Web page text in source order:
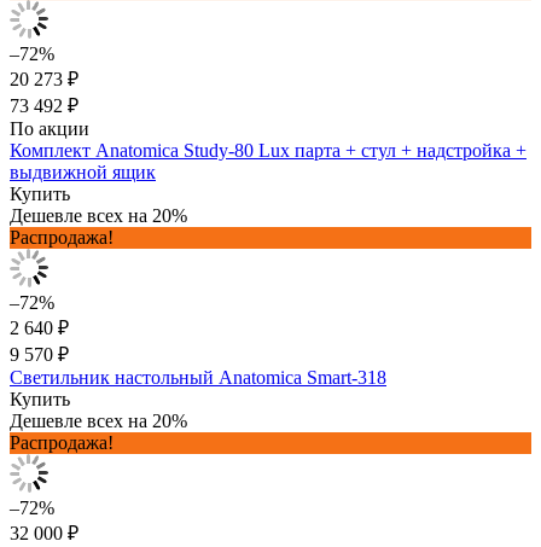
–72%
20 273 ₽
73 492 ₽
По акции
Комплект Anatomica Study-80 Lux парта + стул + надстройка +
выдвижной ящик
Купить
Дешевле всех на 20%
Распродажа!
–72%
2 640 ₽
9 570 ₽
Светильник настольный Anatomica Smart-318
Купить
Дешевле всех на 20%
Распродажа!
–72%
32 000 ₽